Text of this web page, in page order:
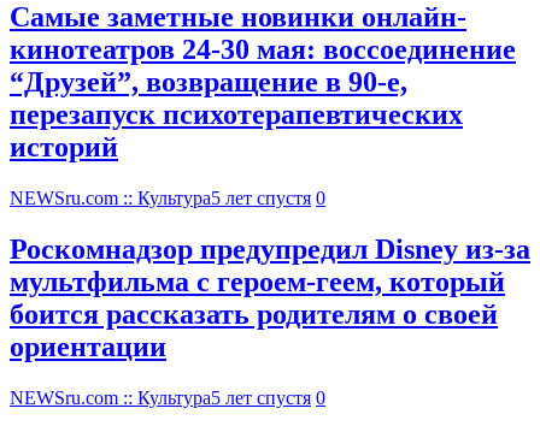
Самые заметные новинки онлайн-
кинотеатров 24-30 мая: воссоединение
“Друзей”, возвращение в 90-е,
перезапуск психотерапевтических
историй
NEWSru.com :: Культура5 лет спустя 0
Роскомнадзор предупредил Disney из-за
мультфильма c героем-геем, который
боится рассказать родителям о своей
ориентации
NEWSru.com :: Культура5 лет спустя 0